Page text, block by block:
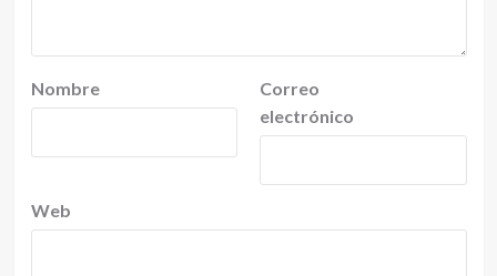
Nombre
Correo
electrónico
Web